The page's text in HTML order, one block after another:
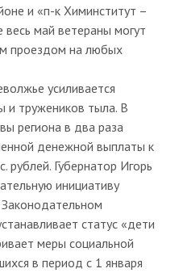
и «п-к Химинститут –
весь май ветераны могут
проездом на любых
усиливается
и тружеников тыла. В
региона в два раза
денежной выплаты к
Губернатор Игорь
инициативу
статус «дети
меры социальной
в период с 1 января